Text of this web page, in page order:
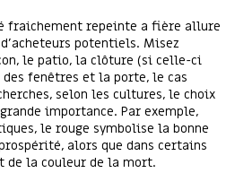
fraichement repeinte a fière allure
potentiels. Misez
le patio, la clôture (si celle-ci
fenêtres et la porte, le cas
selon les cultures, le choix
importance. Par exemple,
le rouge symbolise la bonne
alors que dans certains
de la couleur de la mort.